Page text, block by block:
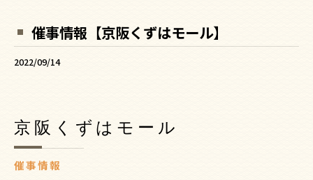
催事情報【京阪くずはモール】
2022/09/14
催事情報
京阪くずはモール